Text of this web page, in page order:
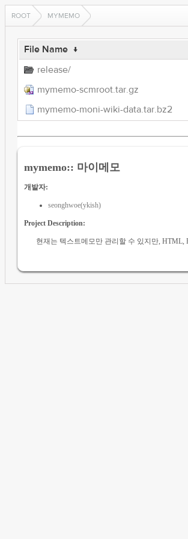
ROOT MYMEMO
File Name ↓
release/
mymemo-scmroot.tar.gz
mymemo-moni-wiki-data.tar.bz2
mymemo:: 마이메모
개발자:
seonghwoe(ykish)
Project Description:
현재는 텍스트메모만 관리할 수 있지만, HTML,